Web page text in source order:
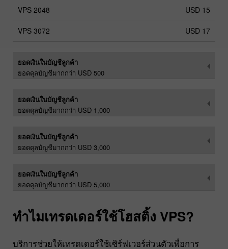
USD 15
USD 17
ยอดเงินในบัญชีลูกค้า
ยอดดุลบัญชีมากกว่า USD 500
ยอดเงินในบัญชีลูกค้า
ยอดดุลบัญชีมากกว่า USD 1,000
ยอดเงินในบัญชีลูกค้า
ยอดดุลบัญชีมากกว่า USD 3,000
ยอดเงินในบัญชีลูกค้า
ยอดดุลบัญชีมากกว่า USD 5,000
ทำไมเทรดเดอร์ใช้โฮสติ้ง VPS?
บริการช่วยให้เทรดเดอร์ใช้เซิร์ฟเวอร์ส่วนตัวเพื่อการ